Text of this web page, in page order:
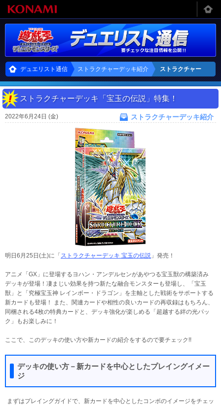
デュエリスト通信 ストラクチャーデッキ紹介 ストラクチャー
デッキ「宝玉の伝
説」特集！
ストラクチャーデッキ「宝玉の伝説」特集！
ストラクチャーデッキ紹介
2022年6月24日 (金)
明日6月25日(土)に「 ストラクチャーデッキ 宝玉の伝説 」発売！
アニメ「GX」に登場するヨハン・アンデルセンがあやつる宝玉獣の構築済み
デッキが登場！凄まじい効果を持つ新たな融合モンスターも登場し、「宝玉
獣」と「究極宝玉神 レインボー・ドラゴン」を主軸とした戦術をサポートする
新カードも登場！ また、関連カードや相性の良いカードの再収録はもちろん、
同梱される4枚の特典カードと、デッキ強化が楽しめる「超越する絆の光パッ
ク」もお楽しみに！
ここで、このデッキの使い方や新カードの紹介をするので要チェック!!
デッキの使い方－新カードを中心としたプレイングイメー
ジ
まずはプレイングガイドで、新カードを中心としたコンボのイメージをチェッ